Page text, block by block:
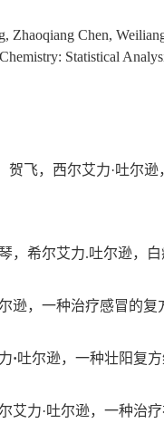
Zhaoqiang Chen,
Statistical
贺飞，西尔艾力·吐尔逊
，希尔艾力.吐尔逊，
逊，一种治疗感冒的复
·吐尔逊，一种壮阳复
艾力·吐尔逊，一种治